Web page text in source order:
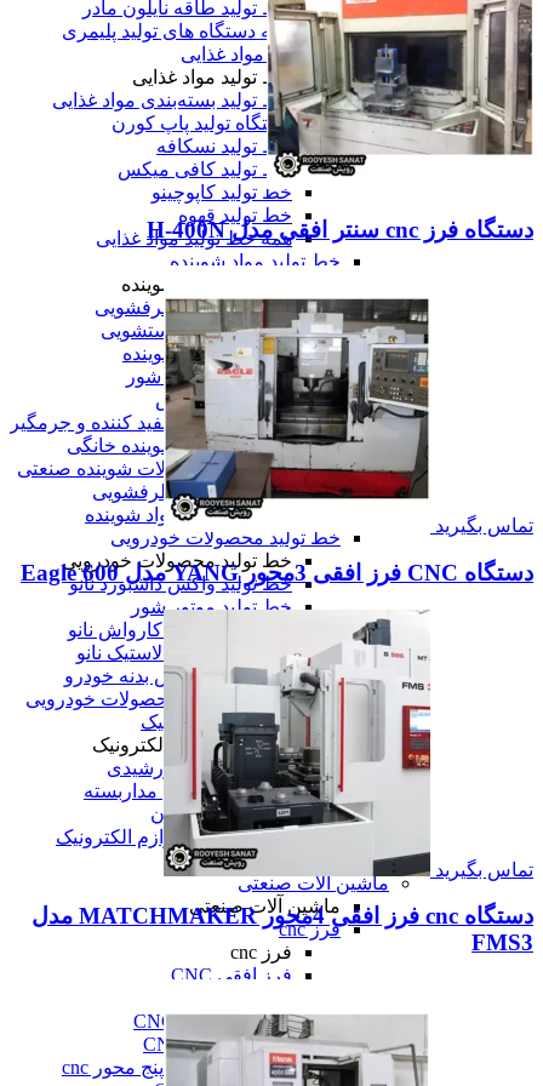
خط تولید طاقه نایلون مادر
همه دستگاه های تولید پلیمری
خط تولید مواد غذایی
خط تولید مواد غذایی
خط تولید بسته‌بندی مواد غذایی
دستگاه تولید پاپ کورن
خط تولید نسکافه
خط تولید کافی میکس
خط تولید کاپوچینو
خط تولید قهوه
همه خط تولید مواد غذایی
خط تولید مواد شوینده
خط تولید مواد شوینده
خط تولید مایع ظرفشویی
خط تولید مایع دستشویی
خط تولید پودر شوینده
خط تولید شیشه شور
خط تولید وایتکس
خط تولید مایع سفید کننده و جرمگیر
خط تولید مواد شوینده خانگی
خط تولید محصولات شوینده صنعتی
خط تولید سیم ظرفشویی
همه خط تولید مواد شوینده
خط تولید محصولات خودرویی
خط تولید محصولات خودرویی
خط تولید واکس داشبورد نانو
خط تولید موتور شور
خط تولید شامپو کارواش نانو
خط تولید واکس لاستیک نانو
خط تولید یوداکس بدنه خودرو
همه خط تولید محصولات خودرویی
خط تولید لوازم الکترونیک
خط تولید لوازم الکترونیک
خط تولید پنل خورشیدی
خط تولید دوربین مداربسته
خط تولید تلویزیون
همه خط تولید لوازم الکترونیک
همه دستگاه های تولید
ماشین آلات صنعتی
ماشین آلات صنعتی
فرز cnc
فرز cnc
فرز افقی CNC
فرز دروازه ای CNC
فرز دنده زنی CNC
فرز سه، چهار و پنج محور cnc
دستگاه فرز cnc سنتر افقی مدل H-400N
تماس بگیرید
دستگاه CNC فرز افقی 3محور YANG مدل Eagle 600
تماس بگیرید
دستگاه cnc فرز افقی 4محور MATCHMAKER مدل
FMS3